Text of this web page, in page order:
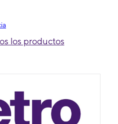
los productos